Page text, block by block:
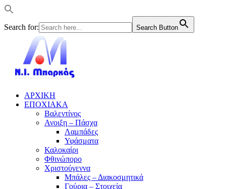
Search for: Search Button
ΑΡΧΙΚΗ
ΕΠΟΧΙΑΚΑ
Βαλεντίνος
Ανοιξη – Πάσχα
Λαμπάδες
Υφάσματα
Καλοκαίρι
Φθινώπορο
Χριστούγεννα
Μπάλες – Διακοσμητικά
Γούρια – Στοιχεία